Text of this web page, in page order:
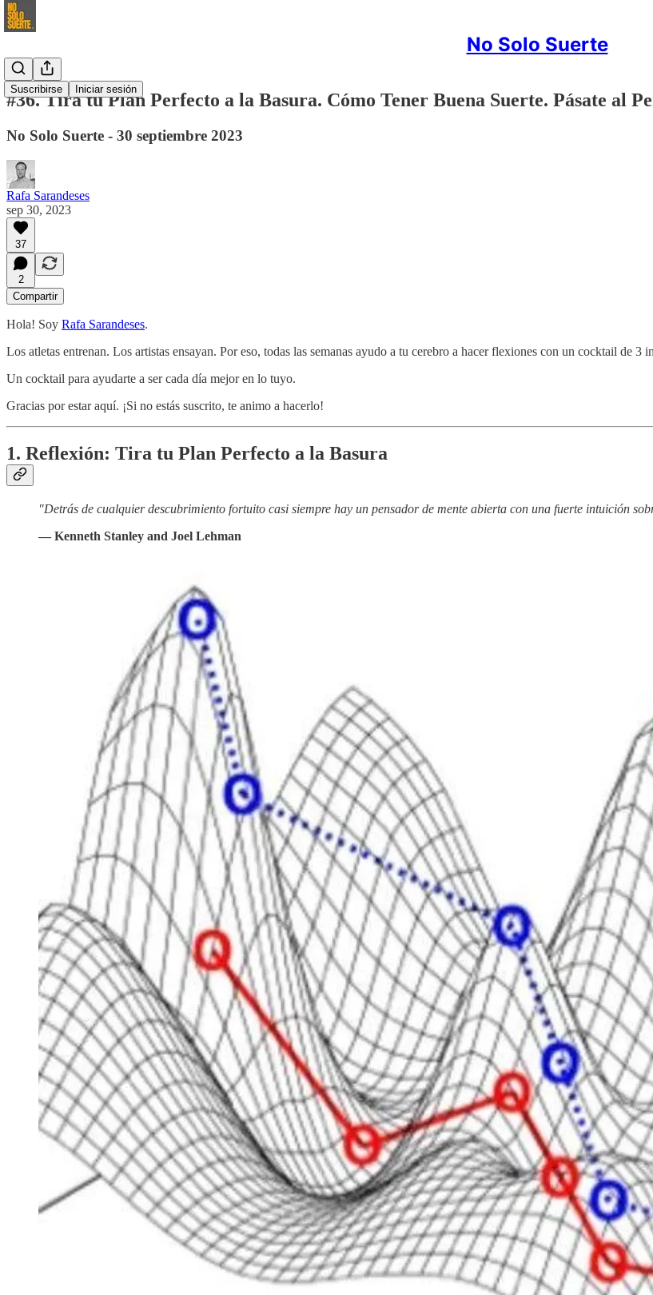
No Solo Suerte
Suscribirse Iniciar sesión
#36. Tira tu Plan Perfecto a la Basura. Cómo Tener Buena Suerte. Pásate al
No Solo Suerte - 30 septiembre 2023
Rafa Sarandeses
sep 30, 2023
37
2
Compartir
Hola! Soy Rafa Sarandeses.
Los atletas entrenan. Los artistas ensayan. Por eso, todas las semanas ayudo a tu cerebro a hacer flexiones con un cocktail de
Un cocktail para ayudarte a ser cada día mejor en lo tuyo.
Gracias por estar aquí. ¡Si no estás suscrito, te animo a hacerlo!
1. Reflexión: Tira tu Plan Perfecto a la Basura
"Detrás de cualquier descubrimiento fortuito casi siempre hay un pensador de mente abierta con una fuerte intuición
— Kenneth Stanley and Joel Lehman